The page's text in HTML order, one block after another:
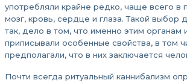
употребляли крайне редко, чаще всего в
мозг, кровь, сердце и глаза. Такой выбор
так, дело в том, что именно этим
приписывали особенные свойства, в том
предполагали, что в них заключается
Почти всегда ритуальный каннибализм